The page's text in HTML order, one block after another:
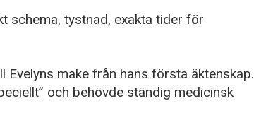
schema, tystnad, exakta tider för
Evelyns make från hans första äktenskap.
och behövde ständig medicinsk